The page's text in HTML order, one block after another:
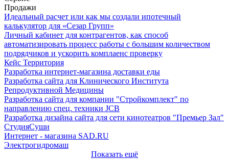
Продажи
Идеальный расчет или как мы создали ипотечный
калькулятор для «Сезар Групп»
Личный кабинет для контрагентов, как способ
автоматизировать процесс работы с большим количеством
подрядчиков и ускорить комплаенс проверку
Кейс Территория
Разработка интернет-магазина доставки еды
Разработка сайта для Клинического Института
Репродуктивной Медицины
Разработка сайта для компании "Стройкомплект" по
направлению спец. техники JCB
Разработка дизайна сайта для сети кинотеатров "Премьер Зал"
СтудияСуши
Интернет - магазина SAD.RU
Электрогидромаш
Показать ещё